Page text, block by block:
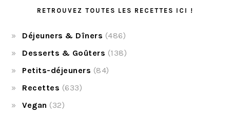
RETROUVEZ TOUTES LES RECETTES ICI !
Déjeuners & Dîners (486)
Desserts & Goûters (138)
Petits-déjeuners (84)
Recettes (633)
Vegan (32)